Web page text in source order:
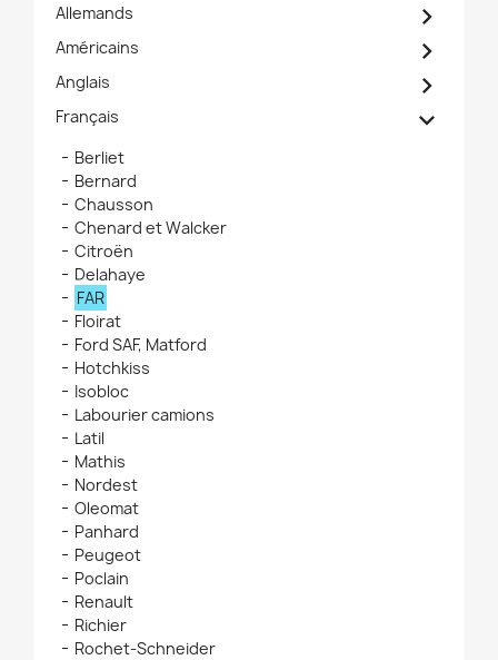
Allemands 
Américains 
Anglais 
Français 
Berliet
Bernard
Chausson
Chenard et Walcker
Citroën
Delahaye
FAR
Floirat
Ford SAF, Matford
Hotchkiss
Isobloc
Labourier camions
Latil
Mathis
Nordest
Oleomat
Panhard
Peugeot
Poclain
Renault
Richier
Rochet-Schneider